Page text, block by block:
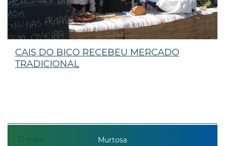
13 maio
CAIS DO BICO RECEBEU MERCADO
TRADICIONAL
Murtosa